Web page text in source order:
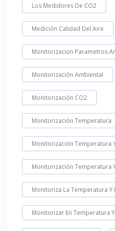
Los Medidores De CO2
Medición Calidad Del Aire
Monitorizacion Parametros
Monitorización Ambiental
Monitorización CO2
Monitorización Temperatura
Monitorización Temperatura
Monitorización Temperatura
Monitoriza La Temperatura Y
Monitorizar En Temperatura